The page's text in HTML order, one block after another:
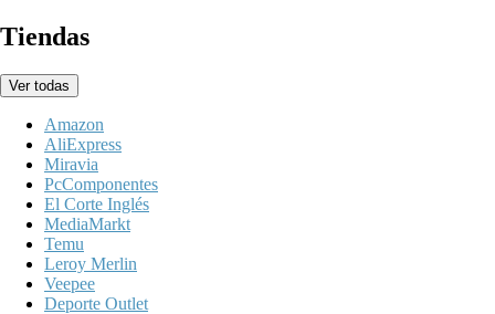
Tiendas
Ver todas
Amazon
AliExpress
Miravia
PcComponentes
El Corte Inglés
MediaMarkt
Temu
Leroy Merlin
Veepee
Deporte Outlet